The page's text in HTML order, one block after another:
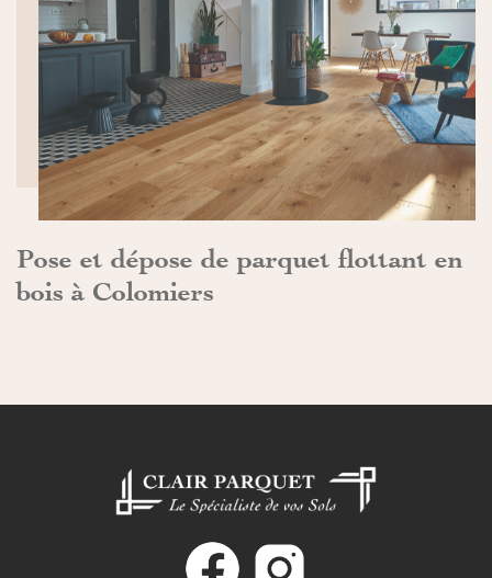
Pose et dépose de parquet flottant en
bois à Colomiers
DÉCOUVRIR>>